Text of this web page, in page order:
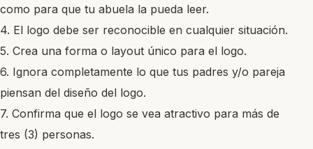
como para que tu abuela la pueda leer.
4. El logo debe ser reconocible en cualquier situación.
5. Crea una forma o layout único para el logo.
6. Ignora completamente lo que tus padres y/o pareja
piensan del diseño del logo.
7. Confirma que el logo se vea atractivo para más de
tres (3) personas.